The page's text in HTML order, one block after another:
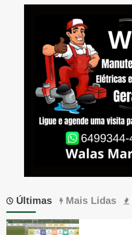
Últimas Mais Lidas